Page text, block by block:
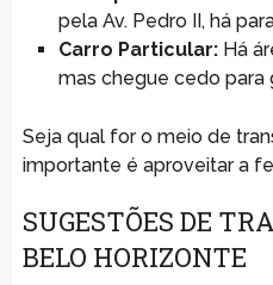
pela Av. Pedro II, há
Carro Particular:Há
mas chegue cedo para
Seja qual for o meio de
importante é aproveitar a
SUGESTÕES DE
BELO HORIZONTE